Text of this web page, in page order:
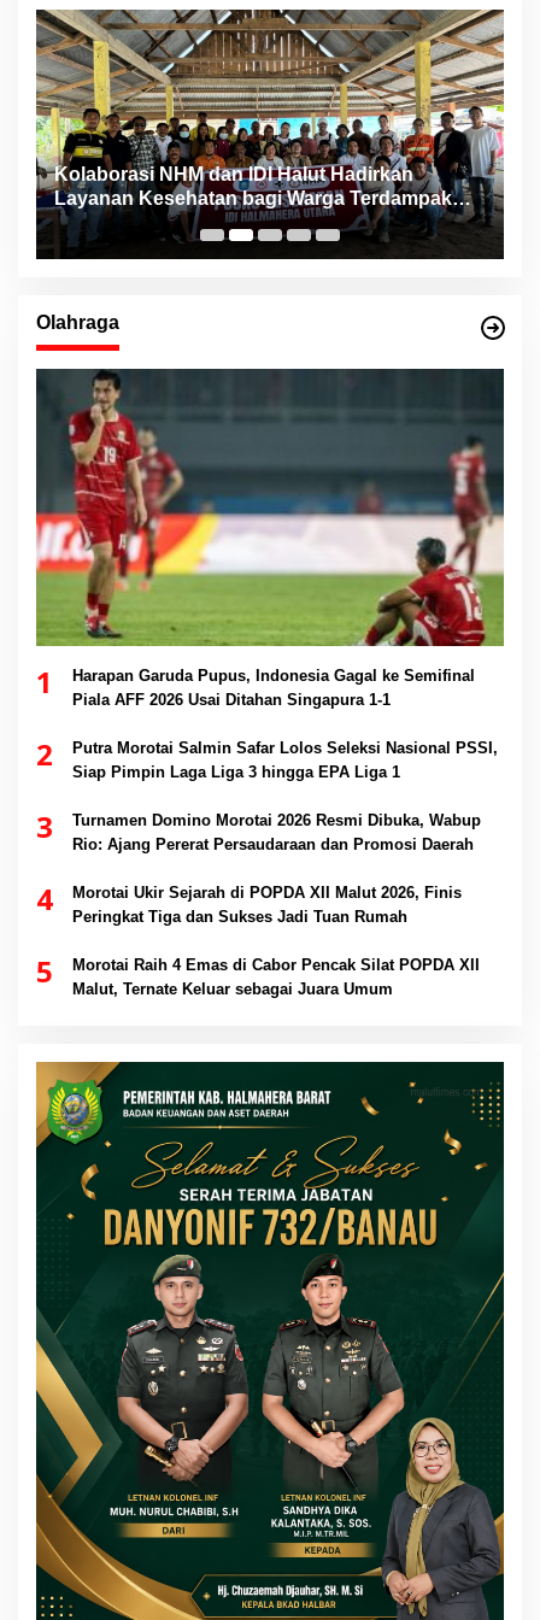
Kolaborasi NHM dan IDI Halut Hadirkan
Layanan Kesehatan bagi Warga Terdampak
Bencana Kao Barat
Olahraga
1
Harapan Garuda Pupus, Indonesia Gagal ke Semifinal
Piala AFF 2026 Usai Ditahan Singapura 1-1
2
Putra Morotai Salmin Safar Lolos Seleksi Nasional PSSI,
Siap Pimpin Laga Liga 3 hingga EPA Liga 1
3
Turnamen Domino Morotai 2026 Resmi Dibuka, Wabup
Rio: Ajang Pererat Persaudaraan dan Promosi Daerah
4
Morotai Ukir Sejarah di POPDA XII Malut 2026, Finis
Peringkat Tiga dan Sukses Jadi Tuan Rumah
5
Morotai Raih 4 Emas di Cabor Pencak Silat POPDA XII
Malut, Ternate Keluar sebagai Juara Umum